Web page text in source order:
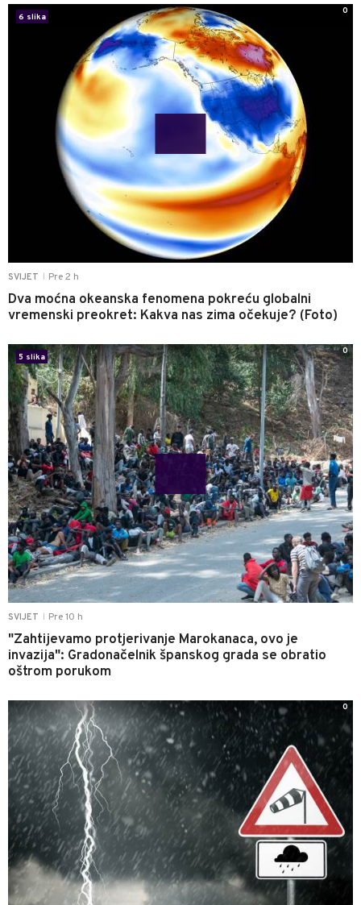
SVIJET Pre 2 h
Dva moćna okeanska fenomena pokreću globalni
vremenski preokret: Kakva nas zima očekuje? (Foto)
6 slika
0
SVIJET Pre 10 h
"Zahtijevamo protjerivanje Marokanaca, ovo je
invazija": Gradonačelnik španskog grada se obratio
oštrom porukom
5 slika
0
0